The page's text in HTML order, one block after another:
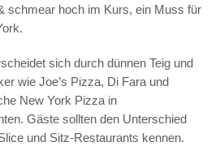
schmear hoch im Kurs, ein Muss für
sich durch dünnen Teig und
wie Joe’s Pizza, Di Fara und
New York Pizza in
Gäste sollten den Unterschied
und Sitz-Restaurants kennen.